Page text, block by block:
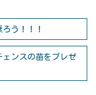
う！！！
ンスの苗をプレゼ